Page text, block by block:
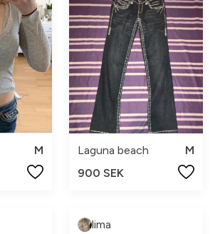
M
Laguna beach
M
900 SEK
lima